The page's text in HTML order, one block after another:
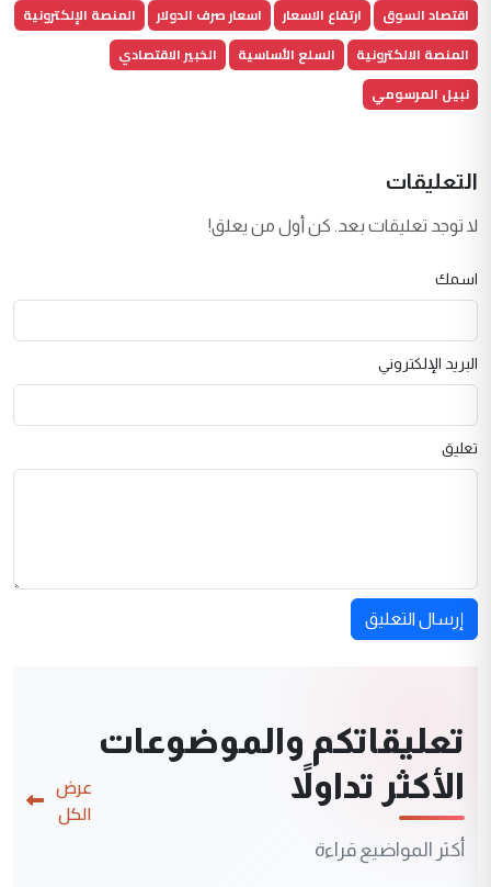
اقتصاد السوق ارتفاع الاسعار اسعار صرف الدولار
المنصة الإلكترونية
المنصة الالكترونية
السلع الأساسية
الخبير الاقتصادي
نبيل المرسومي
التعليقات
لا توجد تعليقات بعد. كن أول من يعلق!
اسمك
البريد الإلكتروني
تعليق
إرسال التعليق
تعليقاتكم والموضوعات
الأكثر تداولاً
أكثر المواضيع قراءة
عرض
الكل